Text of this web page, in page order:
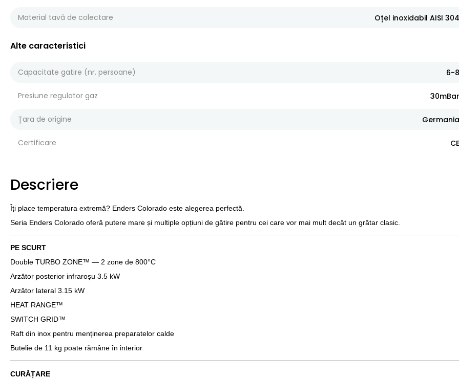
Material tavă de colectare Oțel inoxidabil AISI 304
Alte caracteristici
Capacitate gatire (nr. persoane) 6-8
Presiune regulator gaz 30mBar
Țara de origine Germania
Certificare CE
Descriere
Îți place temperatura extremă? Enders Colorado este alegerea perfectă.
Seria Enders Colorado oferă putere mare și multiple opțiuni de gătire pentru cei care vor mai mult decât un grătar clasic.
PE SCURT
Double TURBO ZONE™ — 2 zone de 800°C
Arzător posterior infraroșu 3.5 kW
Arzător lateral 3.15 kW
HEAT RANGE™
SWITCH GRID™
Raft din inox pentru menținerea preparatelor calde
Butelie de 11 kg poate rămâne în interior
CURĂȚARE